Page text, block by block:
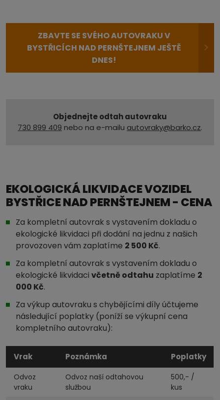
ZBAVTE SE SVÉHO AUTOVRAKU V
BYSTŘICÍCH NAD PERNŠTEJNEM JEŠTĚ
DNES!
Objednejte odtah autovraku
730 899 409 nebo na e-mailu autovraky@barko.cz.
EKOLOGICKÁ LIKVIDACE VOZIDEL
BYSTŘICE NAD PERNŠTEJNEM - CENA
Za kompletní autovrak s vystavením dokladu o
ekologické likvidaci při dodání na jednu z našich
provozoven vám zaplatíme 2 500 Kč.
Za kompletní autovrak s vystavením dokladu o
ekologické likvidaci včetně odtahu zaplatíme 2
000 Kč.
Za výkup autovraku s chybějícími díly účtujeme
následující poplatky (poníží se výkupní cena
kompletního autovraku):
Vrak Poznámka Poplatky
Odvoz
vraku
Odvoz naší odtahovou
službou
500,- /
kus